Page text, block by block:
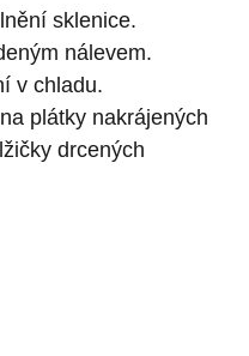
sklenice.
nálevem.
v chladu.
plátky nakrájených
drcených